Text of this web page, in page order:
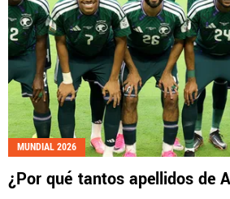
MUNDIAL 2026
¿Por qué tantos apellidos de